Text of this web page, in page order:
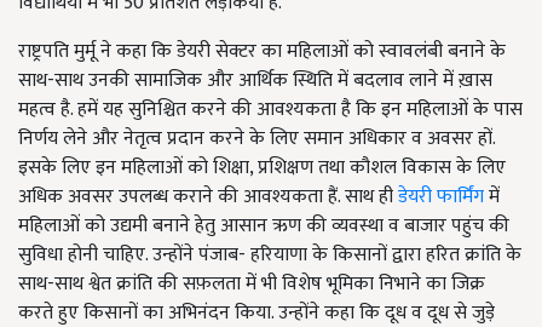
राष्ट्रपति मुर्मू ने कहा कि डेयरी सेक्टर का महिलाओं को स्वावलंबी बनाने के
साथ-साथ उनकी सामाजिक और आर्थिक स्थिति में बदलाव लाने में ख़ास
महत्व है. हमें यह सुनिश्चित करने की आवश्यकता है कि इन महिलाओं के पास
निर्णय लेने और नेतृत्व प्रदान करने के लिए समान अधिकार व अवसर हों.
इसके लिए इन महिलाओं को शिक्षा, प्रशिक्षण तथा कौशल विकास के लिए
अधिक अवसर उपलब्ध कराने की आवश्यकता हैं. साथ हीडेयरी फार्मिंगमें
महिलाओं को उद्यमी बनाने हेतु आसान ऋण की व्यवस्था व बाजार पहुंच की
सुविधा होनी चाहिए. उन्होंने पंजाब- हरियाणा के किसानों द्वारा हरित क्रांति के
साथ-साथ श्वेत क्रांति की सफ़लता में भी विशेष भूमिका निभाने का जिक्र
करते हुए किसानों का अभिनंदन किया. उन्होंने कहा कि दूध व दूध से जुड़े